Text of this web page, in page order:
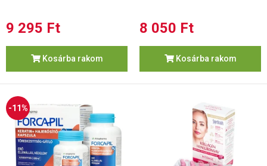
9 295 Ft
Kosárba rakom
8 050 Ft
Kosárba rakom
-11%